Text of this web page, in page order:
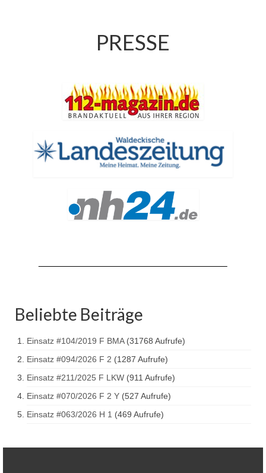
Tagesfahrt 2017
Stützpunkt
Einsatzleitwagen ELW 1
Drehleiter DLK 23/12
Löschgruppenfahrzeug LF 20 KatS
Tanklöschfahrzeug TLF 16/24 Tr
Gerätewagen Gefahrgut GW-G
GDekonP-LKW
PRESSE
Beliebte Beiträge
Einsatz #104/2019 F BMA (31768 Aufrufe)
Einsatz #094/2026 F 2 (1287 Aufrufe)
Einsatz #211/2025 F LKW (911 Aufrufe)
Einsatz #070/2026 F 2 Y (527 Aufrufe)
Einsatz #063/2026 H 1 (469 Aufrufe)